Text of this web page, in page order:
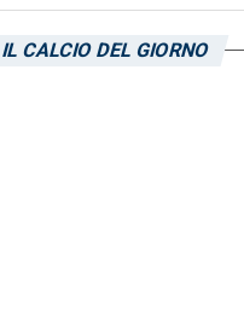
così: se un periodo di
IL CALCIO DEL GIORNO